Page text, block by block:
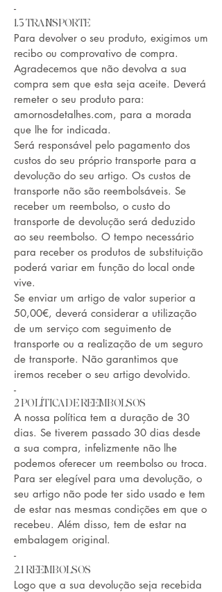
-
1.3 TRANSPORTE
Para devolver o seu produto, exigimos um
recibo ou comprovativo de compra.
Agradecemos que não devolva a sua
compra sem que esta seja aceite. Deverá
remeter o seu produto para:
amornosdetalhes.com, para a morada
que lhe for indicada.
Será responsável pelo pagamento dos
custos do seu próprio transporte para a
devolução do seu artigo. Os custos de
transporte não são reembolsáveis. Se
receber um reembolso, o custo do
transporte de devolução será deduzido
ao seu reembolso. O tempo necessário
para receber os produtos de substituição
poderá variar em função do local onde
vive.
Se enviar um artigo de valor superior a
50,00€, deverá considerar a utilização
de um serviço com seguimento de
transporte ou a realização de um seguro
de transporte. Não garantimos que
iremos receber o seu artigo devolvido.
-
2 POLÍTICA DE REEMBOLSOS
A nossa política tem a duração de 30
dias. Se tiverem passado 30 dias desde
a sua compra, infelizmente não lhe
podemos oferecer um reembolso ou troca.
Para ser elegível para uma devolução, o
seu artigo não pode ter sido usado e tem
de estar nas mesmas condições em que o
recebeu. Além disso, tem de estar na
embalagem original.
-
2.1 REEMBOLSOS
Logo que a sua devolução seja recebida